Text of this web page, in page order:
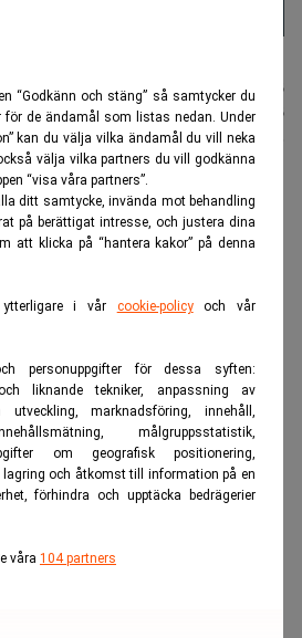
“Godkänn och stäng” så samtycker du
de ändamål som listas nedan. Under
kan du välja vilka ändamål du vill neka
välja vilka partners du vill godkänna
“visa våra partners”.
ditt samtycke, invända mot behandling
på berättigat intresse, och justera dina
att klicka på “hantera kakor” på denna
i vår cookie-policyoch vår
personuppgifter för dessa syften:
liknande tekniker, anpassning av
marknadsföring, innehåll,
målgruppsstatistik,
om geografisk positionering,
lagring och åtkomst till information på en
förhindra och upptäcka bedrägerier
våra 104 partners
(Foto: Evan Vucci/AP/TT).
Publicerad:
16 juli 2026
Uppdaterad:16 juli 2026
med psykedelika har fått
Det märks nu i Eli Lillys